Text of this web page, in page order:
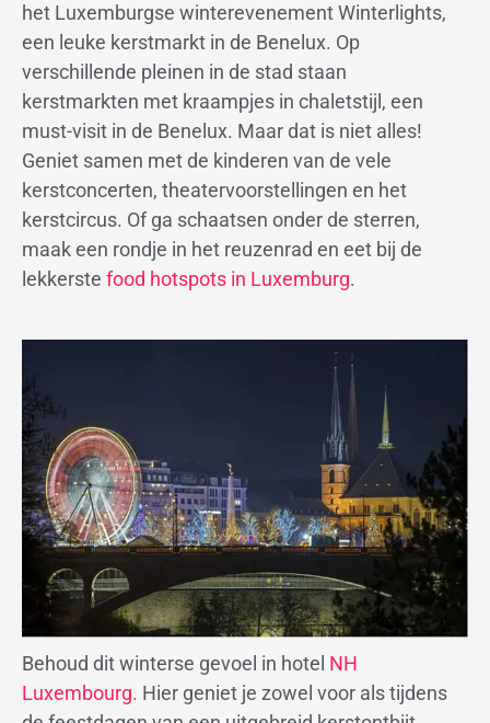
het Luxemburgse winterevenement Winterlights,
een leuke kerstmarkt in de Benelux. Op
verschillende pleinen in de stad staan
kerstmarkten met kraampjes in chaletstijl, een
must-visit in de Benelux. Maar dat is niet alles!
Geniet samen met de kinderen van de vele
kerstconcerten, theatervoorstellingen en het
kerstcircus. Of ga schaatsen onder de sterren,
maak een rondje in het reuzenrad en eet bij de
lekkerste food hotspots in Luxemburg.
Behoud dit winterse gevoel in hotel NH
Luxembourg. Hier geniet je zowel voor als tijdens